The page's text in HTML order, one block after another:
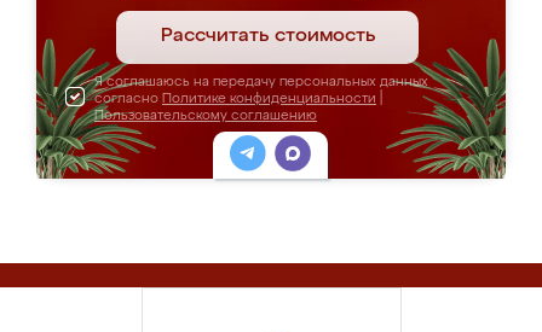
Рассчитать стоимость
Я соглашаюсь на передачу персональных данных
согласно Политике конфиденциальности
Пользовательскому соглашению